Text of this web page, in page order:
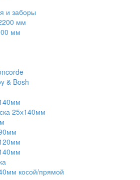
и заборы
мм
мм
& Bosh
25х140мм
косой/прямой